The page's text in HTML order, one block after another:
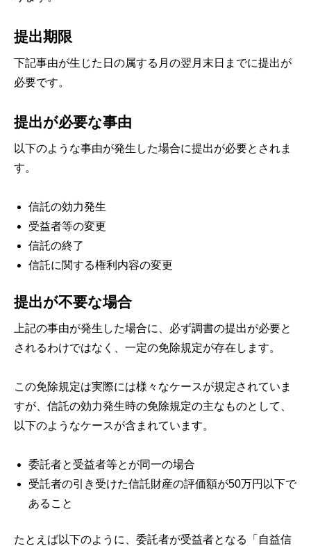
提出期限
下記事由が生じた日の属する月の翌月末日までに提出が
必要です。
提出が必要な事由
以下のような事由が発生した場合に提出が必要とされま
す。
信託の効力発生
受益者等の変更
信託の終了
信託に関する権利内容の変更
提出が不要な場合
上記の事由が発生した場合に、必ず調書の提出が必要と
されるわけではなく、一定の免除規定が存在します。
この免除規定は実際には様々なケースが規定されていま
すが、信託の効力発生時の免除規定の主なものとして、
以下のようなケースが含まれています。
委託者と受益者等とが同一の場合
受託者の引き受けた信託財産の評価額が50万円以下で
あること
たとえば以下のように、委託者が受益者となる「自益信